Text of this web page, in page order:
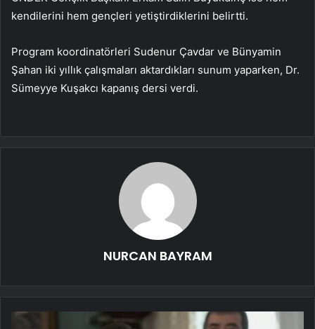
kendilerini hem gençleri yetiştirdiklerini belirtti.
Program koordinatörleri Sudenur Çavdar ve Bünyamin
Şahan iki yıllık çalışmaları aktardıkları sunum yaparken, Dr.
Sümeyye Kuşakcı kapanış dersi verdi.
NURCAN BAYRAM